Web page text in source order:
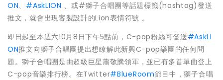
ON、 #AskLION 、或#獅子合唱團等話題標籤(hashtag)發送
推文，就會出現客製設計的Lion表情符號 。
即日起至本週六10月8日下午5點前，C-pop粉絲可發送#AskLI
ON推文向獅子合唱團提出想瞭解此新興C-pop樂團的任何問
題。獅子合唱團是由超級巨星蕭敬騰領軍，並已有多首單曲登上
C-pop音樂排行榜。在Twitter#BlueRoom節目中，獅子合唱